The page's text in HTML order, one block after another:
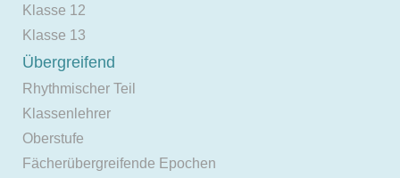
Klasse 12
Klasse 13
Übergreifend
Rhythmischer Teil
Klassenlehrer
Oberstufe
Fächerübergreifende Epochen